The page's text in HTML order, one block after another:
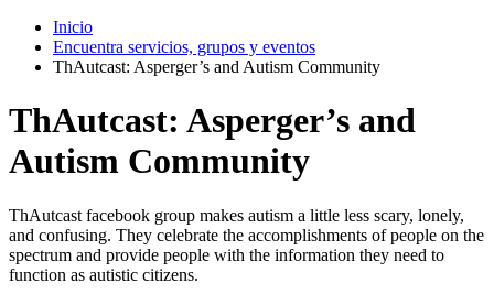
Inicio
Encuentra servicios, grupos y eventos
ThAutcast: Asperger’s and Autism Community
ThAutcast: Asperger’s and
Autism Community
ThAutcast facebook group makes autism a little less scary, lonely,
and confusing. They celebrate the accomplishments of people on the
spectrum and provide people with the information they need to
function as autistic citizens.